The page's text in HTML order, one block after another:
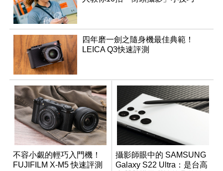
四年磨一劍之隨身機最佳典範！
LEICA Q3快速評測
不容小覷的輕巧入門機！
FUJIFILM X-M5 快速評測
攝影師眼中的 SAMSUNG
Galaxy S22 Ultra：是台高